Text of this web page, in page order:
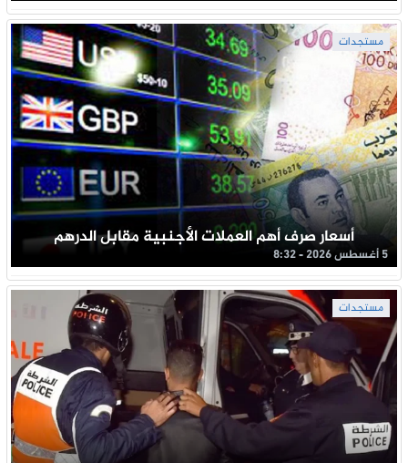
مستجدات
أسعار صرف أهم العملات الأجنبية مقابل الدرهم
5 أغسطس 2026 - 8:32
مستجدات